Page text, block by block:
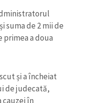
suma de 2 mii de
a doua
și a încheiat
de judecată,
cauzei în
CONTACT SURSĂ